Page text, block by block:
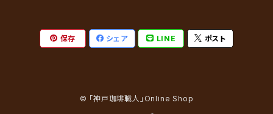
保存 シェア LINE ポスト
© 「神戸珈琲職人」Online Shop